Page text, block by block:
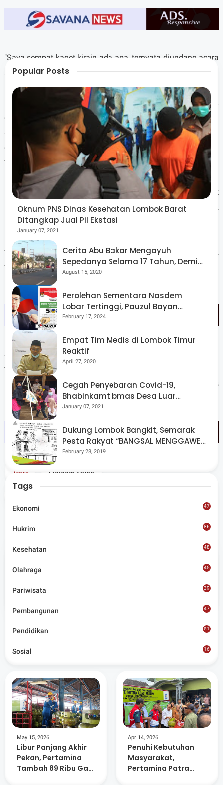
"Saya sempat kaget kirain ada apa, ternyata diundang acara
syukuran pernikahan", terang Arifianto di Lokasi TMMD.
Dilanjutkannya, kehadiran TNI dalam program TMMD ke 102
di masyarakat pedesaan khususnya di tiga desa (Desa
Sukadamai, Desa Sukaraja dan Desa Wakan) memang
dibutuhkan masyarakat mengingat lokasi desa ini masih
terpencil dan tertinggal dari desa-desa lainnya.
"Program TMMD di desa ini memang sangat tepat
mengingat infrastruktur belum memadai terutama jalan,
pembangunan Pos keamanan lingkungan (Poskamling)
terpencar dan perehaban tempat ibadah yakni Musholla",
tegas Arif sapaan Kasdim Lotim.
Arif berharap agar suasana kekeluargaan yang sudah
terbangun tetap dijaga dan dibina dengan baik sehingga
hubungan silaturrahmi terus terpelihara dan tidak putus
hanya sampai disini", pungkasnya. (*)
Tags Lombok Timur
Situs berita terpercaya yang mengunggulkan nilai
merangkum ragam peristiwa pendidikan, sosial,
Artikel Terkait
May 15, 2026
Libur Panjang Akhir
Pekan, Pertamina
Tambah 89 Ribu Gas
Apr 14, 2026
Penuhi Kebutuhan
Masyarakat,
Pertamina Patra
Popular Posts
Oknum PNS Dinas Kesehatan Lombok Barat
Ditangkap Jual Pil Ekstasi
January 07, 2021
Cerita Abu Bakar Mengayuh
Sepedanya Selama 17 Tahun, Demi
Menggelorakan Kemerdekaan
August 15, 2020
Perolehan Sementara Nasdem
Lobar Tertinggi, Pauzul Bayan
Berpeluang “Rebut” Kursi Dapil 3
February 17, 2024
Empat Tim Medis di Lombok Timur
Reaktif
April 27, 2020
Cegah Penyebaran Covid-19,
Bhabinkamtibmas Desa Luar
Pantau Kegiatan Posyandu
January 07, 2021
Dukung Lombok Bangkit, Semarak
Pesta Rakyat “BANGSAL MENGGAWE”
Kembali Digelar Para Seniman Di
February 28, 2019
Tags
Ekonomi 47
Hukrim 86
Kesehatan 48
Olahraga 45
Pariwisata 39
Pembangunan 47
Pendidikan 51
Sosial
16